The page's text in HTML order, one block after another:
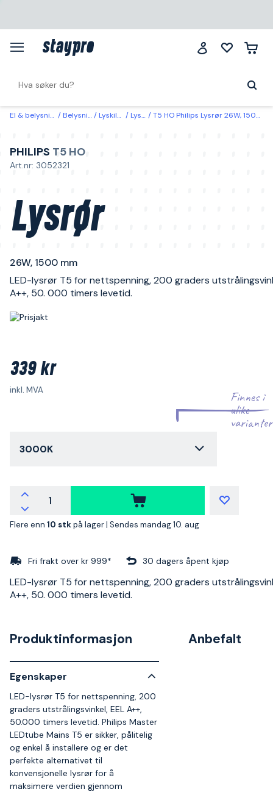
El & belysning Belysning Lyskilder Lysrør T5 HO Philips Lysrør 26W, 1500 mm 3000K
PHILIPS T5 HO
Art.nr: 3052321
Lysrør
26W, 1500 mm
LED-lysrør T5 for nettspenning, 200 graders
A++, 50. 000 timers levetid.
339 kr
inkl. MVA
Finnes i
ulike
varianter
3000K
Flere enn 10 stkpå lager | Sendes mandag 10. aug
Fri frakt over kr 999* 30 dagers åpent kjøp
LED-lysrør T5 for nettspenning, 200 graders
A++, 50. 000 timers levetid.
Produktinformasjon
Egenskaper
LED-lysrør T5 for nettspenning, 200
graders utstrålingsvinkel, EEL A++,
50.000 timers levetid. Philips Master
LEDtube Mains T5 er sikker, pålitelig
og enkel å installere og er det
perfekte alternativet til
konvensjonelle lysrør for å
maksimere verdien gjennom
Anbefalt